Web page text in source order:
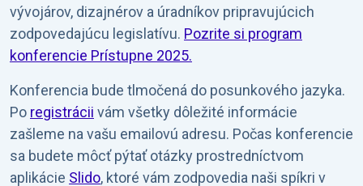
vývojárov, dizajnérov a úradníkov pripravujúcich
zodpovedajúcu legislatívu. Pozrite si program
konferencie Prístupne 2025.
Konferencia bude tlmočená do posunkového jazyka.
Po registrácii vám všetky dôležité informácie
zašleme na vašu emailovú adresu. Počas konferencie
sa budete môcť pýtať otázky prostredníctvom
aplikácie Slido, ktoré vám zodpovedia naši spíkri v